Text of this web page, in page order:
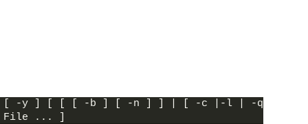
[ -y ] [ [ [ -b ] [ -n ] ] | [ -c |-l | -q ] ]
File ... ]